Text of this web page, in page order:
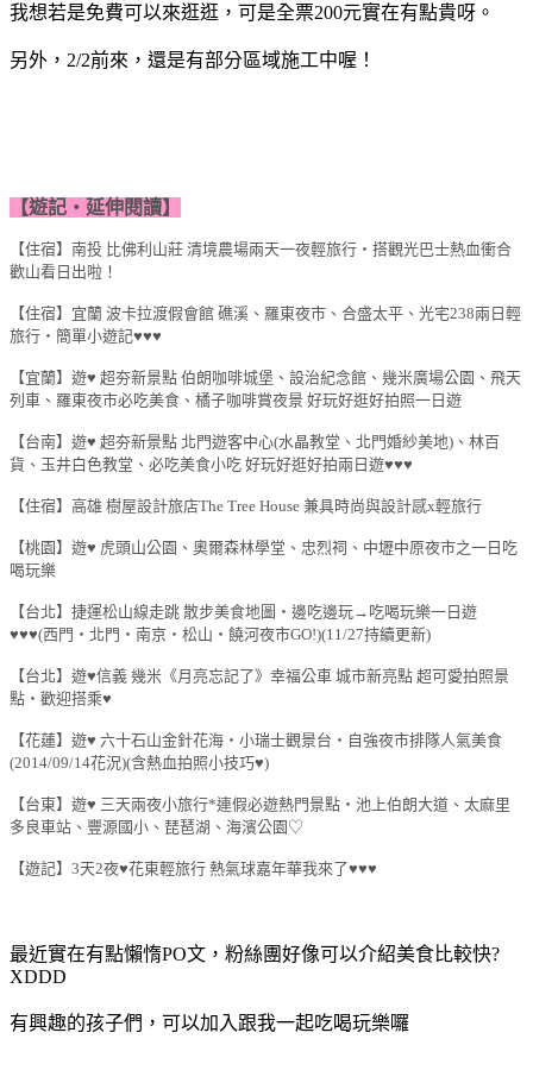
我想若是免費可以來逛逛，可是全票200元實在有點貴呀。
另外，2/2前來，還是有部分區域施工中喔！
【遊記‧延伸閱讀】
【住宿】南投 比佛利山莊 清境農場兩天一夜輕旅行‧搭觀光巴士熱血衝合
歡山看日出啦！
【住宿】宜蘭 波卡拉渡假會館 礁溪、羅東夜市、合盛太平、光宅238兩日輕
旅行‧簡單小遊記♥♥♥
【宜蘭】遊♥ 超夯新景點 伯朗咖啡城堡、設治紀念館、幾米廣場公園、飛天
列車、羅東夜市必吃美食、橘子咖啡賞夜景 好玩好逛好拍照一日遊
【台南】遊♥ 超夯新景點 北門遊客中心(水晶教堂、北門婚紗美地)、林百
貨、玉井白色教堂、必吃美食小吃 好玩好逛好拍兩日遊♥♥♥
【住宿】高雄 樹屋設計旅店The Tree House 兼具時尚與設計感x輕旅行
【桃園】遊♥ 虎頭山公園、奧爾森林學堂、忠烈祠、中壢中原夜市之一日吃
喝玩樂
【台北】捷運松山線走跳 散步美食地圖‧邊吃邊玩→吃喝玩樂一日遊
♥♥♥(西門‧北門‧南京‧松山‧饒河夜市GO!)(11/27持續更新)
【台北】遊♥信義 幾米《月亮忘記了》幸福公車 城市新亮點 超可愛拍照景
點‧歡迎搭乘♥
【花蓮】遊♥ 六十石山金針花海‧小瑞士觀景台‧自強夜市排隊人氣美食
(2014/09/14花況)(含熱血拍照小技巧♥)
【台東】遊♥ 三天兩夜小旅行*連假必遊熱門景點‧池上伯朗大道、太麻里
多良車站、豐源國小、琵琶湖、海濱公園♡
【遊記】3天2夜♥花東輕旅行 熱氣球嘉年華我來了♥♥♥
最近實在有點懶惰PO文，粉絲團好像可以介紹美食比較快?
XDDD
有興趣的孩子們，可以加入跟我一起吃喝玩樂囉